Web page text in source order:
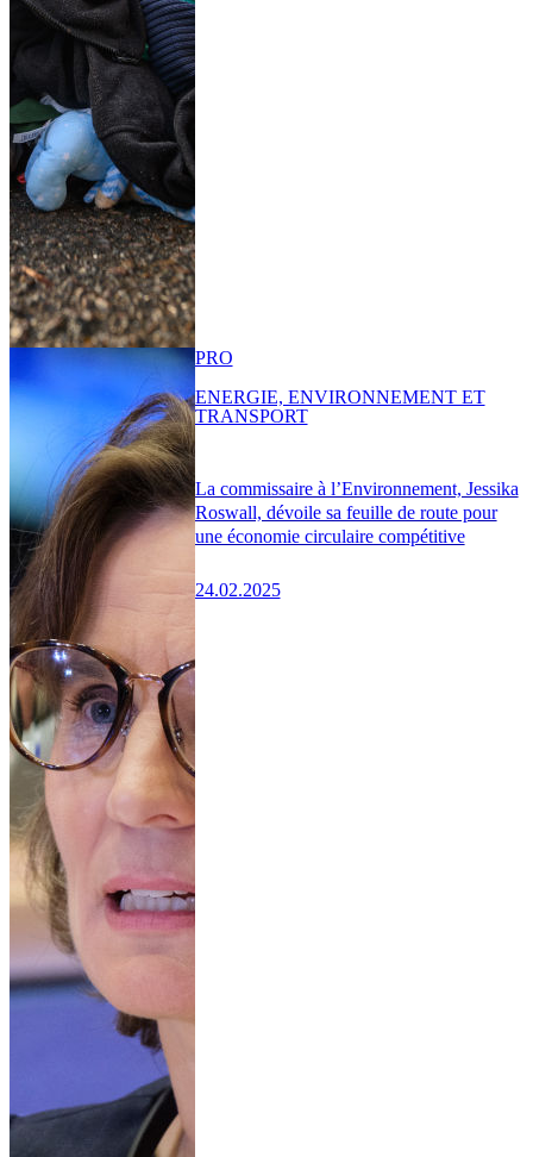
La commissaire à l’Environnement, Jessika
Roswall, dévoile sa feuille de route pour
une économie circulaire compétitive
24.02.2025
PRO
ENERGIE, ENVIRONNEMENT ET
TRANSPORT